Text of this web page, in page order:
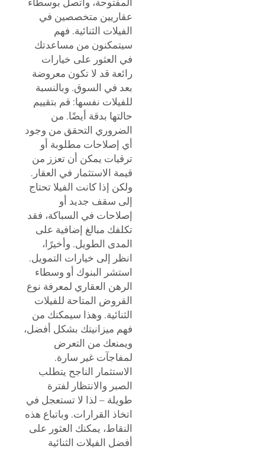
عقاريين متخصصين في
الفيلات الثنائية. فهم
سيتمكنون من مساعدتك
في العثور على خيارات
رائعة قد لا تكون معروضة
بعد في السوق. وبالنسبة
للفيلات نفسها: قم بتقييم
حالتها بدقة أيضًا. من
الضروري التحقق من وجود
أي إصلاحات مطلوبة أو
ترقيات يمكن أن تعزز من
قيمة الاستثمار في العقار.
ولكن إذا كانت الفيلا تحتاج
إلى سقف جديد أو
إصلاحات في السباكة، فقد
تكلفك مبالغ إضافية على
المدى الطويل. وأخيرًا،
انظر إلى خيارات التمويل.
استشر البنوك أو وسطاء
الرهن العقاري لمعرفة نوع
القروض المتاحة للفيلات
الثنائية. وهذا سيمكنك من
فهم ميزانيتك بشكل أفضل،
ويمنعك من التعرض
لمفاجآت غير سارة.
الاستثمار الناجح يتطلب
الصبر والانتظار لفترة
طويلة – لذا لا تستعجل في
اتخاذ القرارات. وباتباع هذه
النقاط، يمكنك العثور على
أفضل الفيلات الثنائية